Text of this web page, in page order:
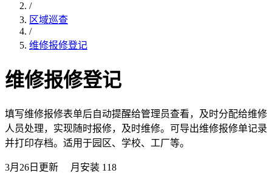
/
区域巡查
/
维修报修登记
维修报修登记
填写维修报修表单后自动提醒给管理员查看，及时分配给维修
人员处理，实现随时报修，及时维修。可导出维修报修单记录
并打印存档。适用于园区、学校、工厂等。
3月26日 更新 月安装 118